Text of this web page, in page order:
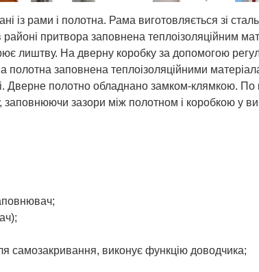
рами і полотна. Рама виготовляється зі
притвора заповнена теплоізоляційним
лиштву. На дверну коробку за допомогою
полотна заповнена теплоізоляційними
Дверне полотно обладнано замком-клямкою.
зазори між полотном і коробкою у
самозакривання, виконує функцію доводчика;